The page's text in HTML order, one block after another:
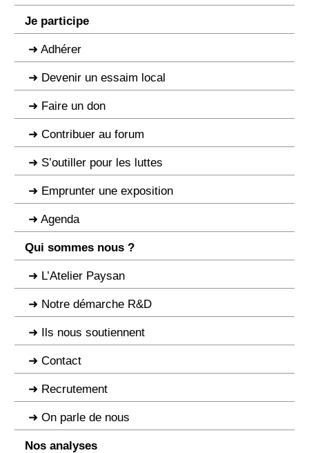
Je participe
Adhérer
Devenir un essaim local
Faire un don
Contribuer au forum
S’outiller pour les luttes
Emprunter une exposition
Agenda
Qui sommes nous ?
L’Atelier Paysan
Notre démarche R&D
Ils nous soutiennent
Contact
Recrutement
On parle de nous
Nos analyses